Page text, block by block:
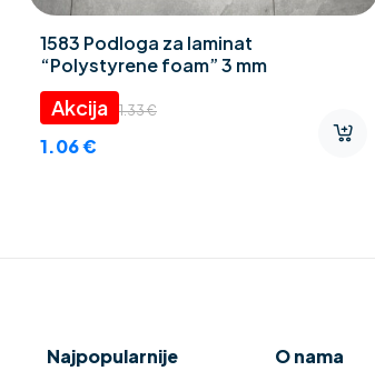
1583 Podloga za laminat
“Polystyrene foam” 3 mm
1.33€
1.06€
Najpopularnije O nama